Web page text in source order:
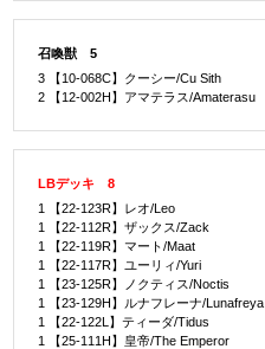
召喚獣 5
3 【10-068C】クーシー/Cu Sith
2 【12-002H】アマテラス/Amaterasu
LBデッキ 8
1 【22-123R】レオ/Leo
1 【22-112R】ザックス/Zack
1 【22-119R】マート/Maat
1 【22-117R】ユーリィ/Yuri
1 【23-125R】ノクティス/Noctis
1 【23-129H】ルナフレーナ/Lunafreya
1 【22-122L】ティーダ/Tidus
1 【25-111H】皇帝/The Emperor